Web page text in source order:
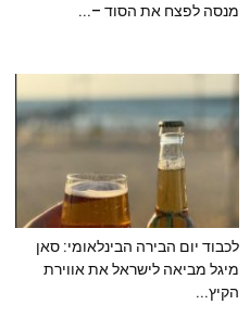
מנסה לפצח את הסוד –...
לכבוד יום הבירה הבינלאומי: סאן
מיגל מביאה לישראל את אווירת
הקיץ...